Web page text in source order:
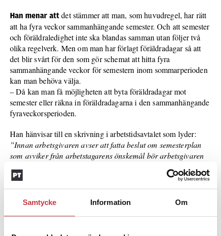
Samtycke Information Om
Han menar att det stämmer att man, som huvudregel, har rätt
att ha fyra veckor sammanhängande semester. Och att semester
och föräldraledighet inte ska blandas samman utan följer två
olika regelverk. Men om man har förlagt föräldradagar så att
det blir svårt för den som gör schemat att hitta fyra
sammanhängande veckor för semestern inom sommarperioden
kan man behöva välja.
– Då kan man få möjligheten att byta föräldradagar mot
semester eller räkna in föräldradagarna i den sammanhängande
fyraveckorsperioden.
Han hänvisar till en skrivning i arbetstidsavtalet som lyder:
”Innan arbetsgivaren avser att fatta beslut om semesterplan
som avviker från arbetstagarens önskemål bör arbetsgivaren
tillgodose arbetstaga­rens önskemål om dennes sammantagna
ledighet för juni, juli och/eller augusti.”
Det är här oenigheten finns enligt Mikael Eksholm.
– Arbetsgivaren har, oavsett om man också sökt